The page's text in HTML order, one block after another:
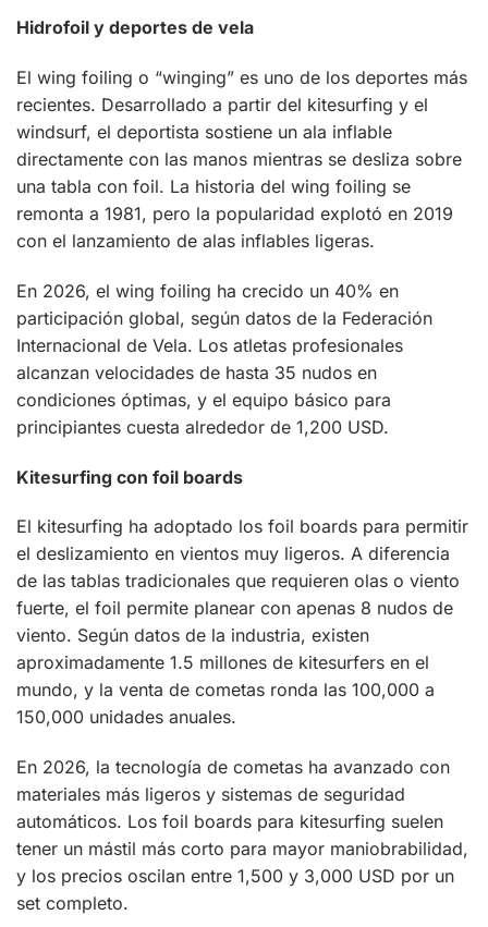
Hidrofoil y deportes de vela
El wing foiling o “winging” es uno de los deportes más
recientes. Desarrollado a partir del kitesurfing y el
windsurf, el deportista sostiene un ala inflable
directamente con las manos mientras se desliza sobre
una tabla con foil. La historia del wing foiling se
remonta a 1981, pero la popularidad explotó en 2019
con el lanzamiento de alas inflables ligeras.
En 2026, el wing foiling ha crecido un 40% en
participación global, según datos de la Federación
Internacional de Vela. Los atletas profesionales
alcanzan velocidades de hasta 35 nudos en
condiciones óptimas, y el equipo básico para
principiantes cuesta alrededor de 1,200 USD.
Kitesurfing con foil boards
El kitesurfing ha adoptado los foil boards para permitir
el deslizamiento en vientos muy ligeros. A diferencia
de las tablas tradicionales que requieren olas o viento
fuerte, el foil permite planear con apenas 8 nudos de
viento. Según datos de la industria, existen
aproximadamente 1.5 millones de kitesurfers en el
mundo, y la venta de cometas ronda las 100,000 a
150,000 unidades anuales.
En 2026, la tecnología de cometas ha avanzado con
materiales más ligeros y sistemas de seguridad
automáticos. Los foil boards para kitesurfing suelen
tener un mástil más corto para mayor maniobrabilidad,
y los precios oscilan entre 1,500 y 3,000 USD por un
set completo.